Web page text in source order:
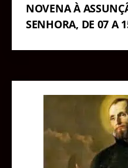
NOVENA À
SENHORA, DE 07 A